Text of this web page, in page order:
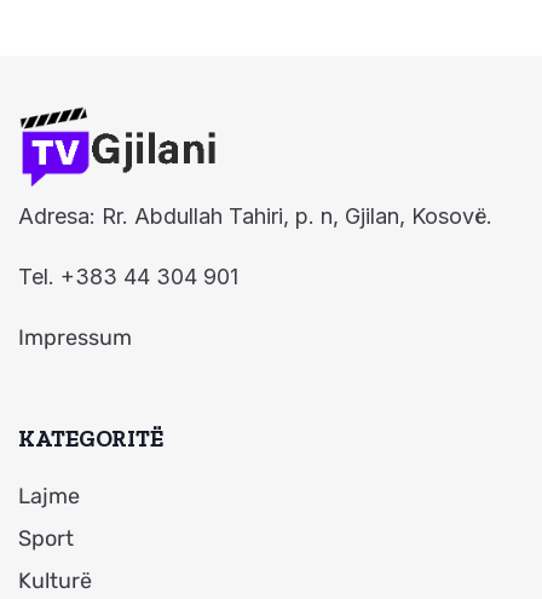
Adresa: Rr. Abdullah Tahiri, p. n, Gjilan, Kosovë.
Tel. +383 44 304 901
Impressum
KATEGORITË
Lajme
Sport
Kulturë